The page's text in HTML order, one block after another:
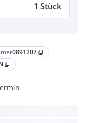
0891207 content_copy
content_copy
1 Stück